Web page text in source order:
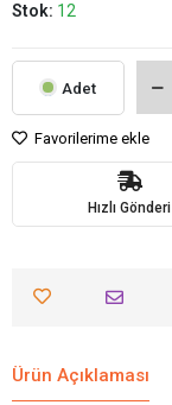
Stok: 12
Adet
Favorilerime ekle
Hızlı Gönderi
Ürün Açıklaması